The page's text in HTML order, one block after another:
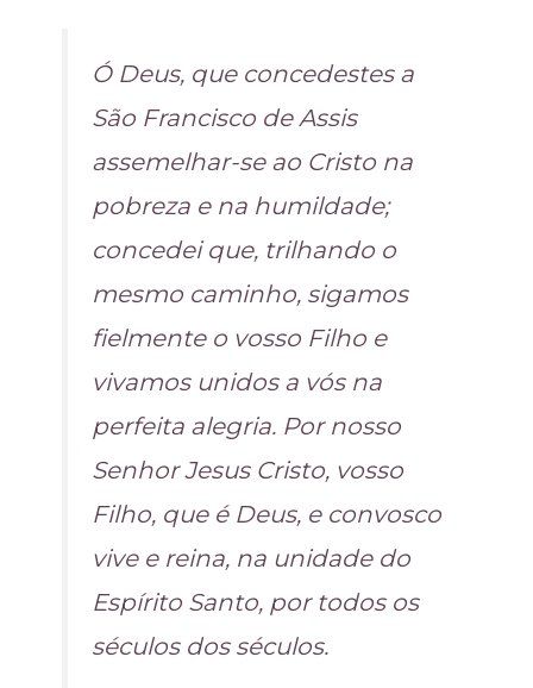
Ó Deus, que concedestes a
São Francisco de Assis
assemelhar-se ao Cristo na
pobreza e na humildade;
concedei que, trilhando o
mesmo caminho, sigamos
fielmente o vosso Filho e
vivamos unidos a vós na
perfeita alegria. Por nosso
Senhor Jesus Cristo, vosso
Filho, que é Deus, e convosco
vive e reina, na unidade do
Espírito Santo, por todos os
séculos dos séculos.